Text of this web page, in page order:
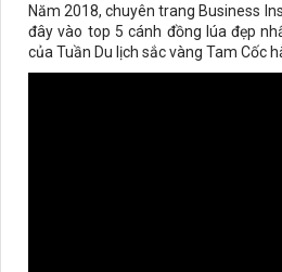
Năm 2018, chuyên trang Business
đây vào top 5 cánh đồng lúa đẹp
của Tuần Du lịch sắc vàng Tam Cốc